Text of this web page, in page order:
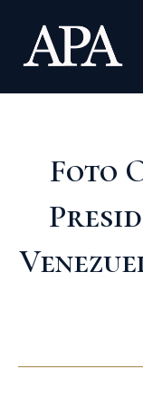
contenido
Foto